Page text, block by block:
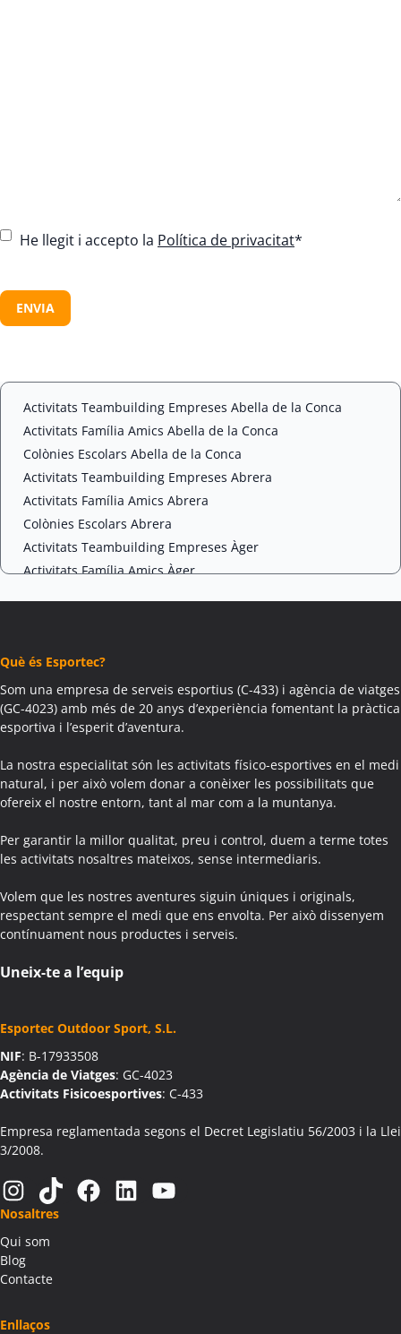
C
s
e
*
He llegit i accepto la Política de privacitat*
A
P
H
Activitats Teambuilding Empreses Abella de la Conca
Activitats Família Amics Abella de la Conca
Colònies Escolars Abella de la Conca
Activitats Teambuilding Empreses Abrera
Activitats Família Amics Abrera
Colònies Escolars Abrera
Activitats Teambuilding Empreses Àger
Activitats Família Amics Àger
Colònies Escolars Agramunt
Activitats Teambuilding Empreses Aguilar de Segarra
Activitats Família Amics Aguilar de Segarra
Colònies Escolars Aguilar de Segarra
Activitats Teambuilding Empreses Agullana
Activitats Família Amics Agullana
Colònies Escolars Agullana
Activitats Família Amics Aiguafreda
Activitats Teambuilding Empreses Aiguamúrcia
Activitats Família Amics Aiguamúrcia
Colònies Escolars Aiguamúrcia
Activitats Teambuilding Empreses Aiguaviva
Activitats Teambuilding Empreses Aín
Activitats Família Amics Aín
Colònies Escolars Aín
Activitats Teambuilding Empreses Aitona
Activitats Família Amics Aitona
Colònies Escolars Aitona
Activitats Teambuilding Empreses Alàs i Cerc
Activitats Família Amics Alàs i Cerc
Colònies Escolars Alàs i Cerc
Activitats Teambuilding Empreses Albagés
Activitats Família Amics Albagés
Què és Esportec?
Som una empresa de serveis esportius (C-433) i agència de viatges
(GC-4023) amb més de 20 anys d’experiència fomentant la pràctica
esportiva i l’esperit d’aventura.
La nostra especialitat són les activitats físico-esportives en el medi
natural, i per això volem donar a conèixer les possibilitats que
ofereix el nostre entorn, tant al mar com a la muntanya.
Per garantir la millor qualitat, preu i control, duem a terme totes
les activitats nosaltres mateixos, sense intermediaris.
Volem que les nostres aventures siguin úniques i originals,
respectant sempre el medi que ens envolta. Per això dissenyem
contínuament nous productes i serveis.
Uneix-te a l’equip
Esportec Outdoor Sport, S.L.
NIF: B-17933508
Agència de Viatges: GC-4023
Activitats Fisicoesportives: C-433
Empresa reglamentada segons el Decret Legislatiu 56/2003 i la Llei
3/2008.
Instagram TikTok Facebook LinkedIn YouTube
Nosaltres
Qui som
Blog
Contacte
Enllaços